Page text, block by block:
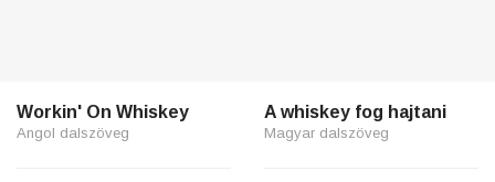
Workin' On Whiskey
Angol dalszöveg
A whiskey fog hajtani
Magyar dalszöveg